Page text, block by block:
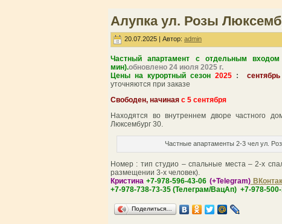
Алупка ул. Розы
20.07.2025 | Автор: admin
Частный апартамент с отдельным
мин).обновлено 24 июля 2025 г.
Цены на курортный сезон 2025 :
уточняются при заказе
Свободен, начиная с 5 сентября
Находятся во внутреннем дворе частного
Люксембург 30.
Частные апартаменты 2-3 чел ул.
Номер : тип студио – спальные места – 2-х
размещении 3-х человек).
Кристина+7-978-596-43-06 (+Telegram)
+7-978-738-73-35 (Телеграм/ВацАп) +7-978-
Поделиться…